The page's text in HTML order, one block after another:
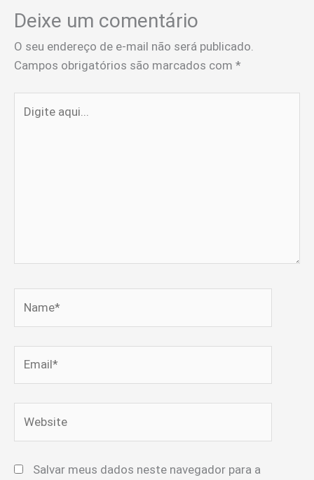
Deixe um comentário
O seu endereço de e-mail não será publicado.
Campos obrigatórios são marcados com *
aqui...
Salvar meus dados neste navegador para a